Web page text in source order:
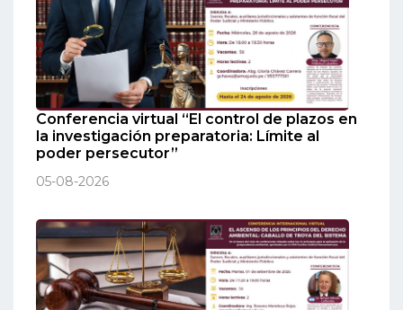
Conferencia virtual “El control de plazos en
la investigación preparatoria: Límite al
poder persecutor”
05-08-2026